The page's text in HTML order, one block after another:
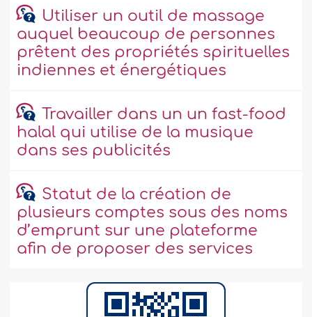
Utiliser un outil de massage
auquel beaucoup de personnes
prêtent des propriétés spirituelles
indiennes et énergétiques
Travailler dans un un fast-food
halal qui utilise de la musique
dans ses publicités
Statut de la création de
plusieurs comptes sous des noms
d’emprunt sur une plateforme
afin de proposer des services